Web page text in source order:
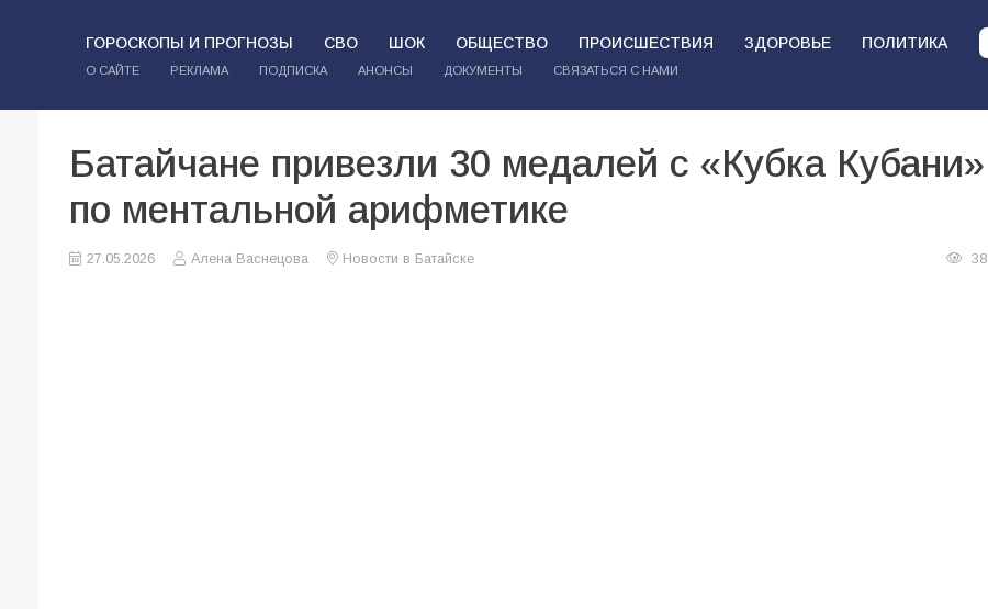
ГОРОСКОПЫ И ПРОГНОЗЫ СВО ШОК ОБЩЕСТВО ПРОИСШЕСТВИЯ ЗДОРОВЬЕ ПОЛИТИКА
О САЙТЕ РЕКЛАМА ПОДПИСКА АНОНСЫ ДОКУМЕНТЫ СВЯЗАТЬСЯ С НАМИ
Батайчане привезли 30 медалей с «Кубка Кубани»
по ментальной арифметике
27.05.2026 Алена Васнецова Новости в Батайске 38